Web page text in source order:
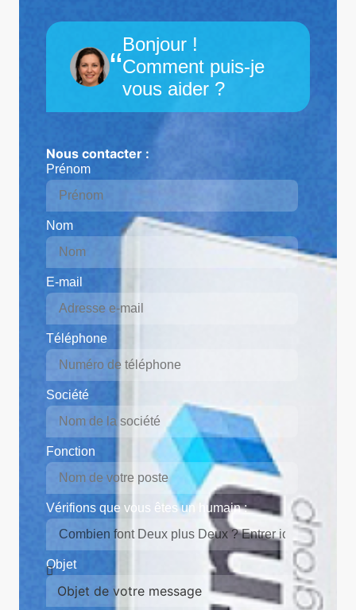
“
Bonjour !
Comment puis-je
vous aider ?
Nous contacter :
Prénom
Nom
E-mail
Téléphone
Société
Fonction
Vérifions que vous êtes un humain :
Objet